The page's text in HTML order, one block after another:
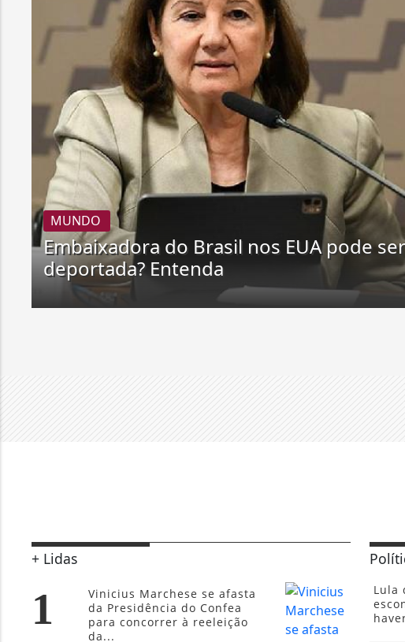
MUNDO
Embaixadora do Brasil nos EUA pode
deportada? Entenda
+ Lidas
1
Vinicius Marchese se afasta
da Presidência do Confea
para concorrer à reeleição
da...
Lula